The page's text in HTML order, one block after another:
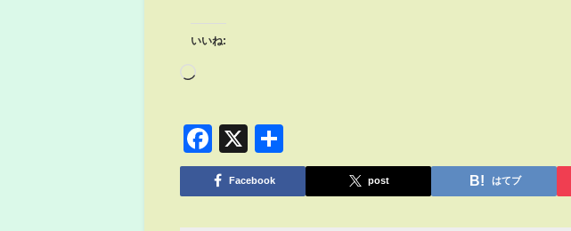
いいね:
Facebook
X
有
Facebook post はてブ